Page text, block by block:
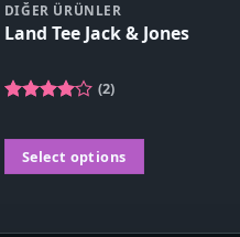
DIĞER ÜRÜNLER
Land Tee Jack & Jones
of 5
(2)
Select options